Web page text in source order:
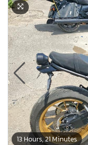
13 Hours, 21 Minutes